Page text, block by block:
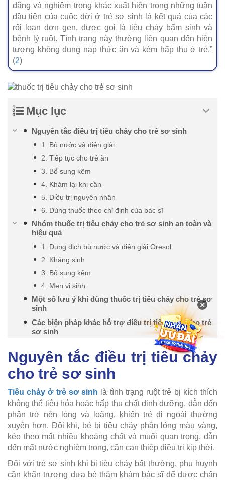
dẳng và nghiêm trọng khác xuất hiện trong những tuần
đầu tiên của cuộc đời ở trẻ sơ sinh là kết quả của các
rối loạn đơn gen, được gọi là tiêu chảy bẩm sinh và
bệnh lý ruột. Tình trạng này thường liên quan đến hiện
tượng không dung nạp thức ăn và kém hấp thu ở trẻ.”
(2)
Mục lục
Nguyên tắc điều trị tiêu chảy cho trẻ sơ sinh
1. Bù nước và điện giải
2. Tiếp tục cho trẻ ăn
3. Bổ sung kẽm
4. Khám lại khi cần
5. Điều trị nguyên nhân
6. Dùng thuốc theo chỉ định của bác sĩ
Nhóm thuốc trị tiêu chảy cho trẻ sơ sinh an toàn và
hiệu quả
1. Dung dịch bù nước và điện giải Oresol
2. Kháng sinh
3. Bổ sung kẽm
4. Men vi sinh
Một số lưu ý khi dùng thuốc trị tiêu chảy cho trẻ sơ
sinh
Các biện pháp khác hỗ trợ điều trị tiêu chảy cho trẻ
sơ sinh
Nguyên tắc điều trị tiêu chảy
cho trẻ sơ sinh
Tiêu chảy ở trẻ sơ sinh là tình trạng ruột trẻ bị kích thích
không thể tiêu hóa hoặc hấp thụ chất dinh dưỡng, dẫn đến
phân trở nên lỏng và loãng, khiến trẻ đi ngoài thường
xuyên hơn. Đôi khi, bé bị tiêu chảy phân lỏng màu vàng,
kéo theo mất nhiều khoáng chất và muối quan trọng, dẫn
đến mất nước nghiêm trọng, cần can thiệp điều trị kịp thời.
Đối với trẻ sơ sinh khi bị tiêu chảy bất thường, phụ huynh
cần khẩn trương đưa bé thăm khám bác sĩ để được chẩn
×